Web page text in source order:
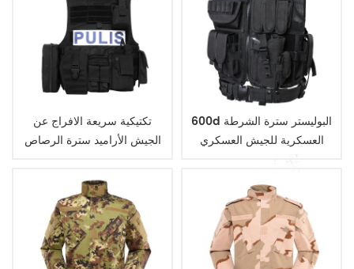
تكتيكية سريعة الافراج عن
الجيش الأراميد سترة الرصاص
600d البوليستر سترة الشرطة
العسكرية للجيش العسكري